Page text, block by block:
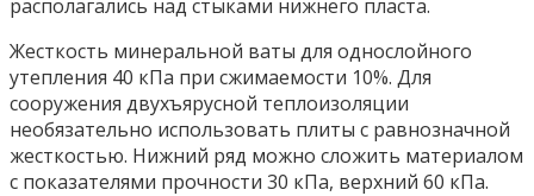
располагались над стыками нижнего пласта.
Жесткость минеральной ваты для однослойного
утепления 40 кПа при сжимаемости 10%. Для
сооружения двухъярусной теплоизоляции
необязательно использовать плиты с равнозначной
жесткостью. Нижний ряд можно сложить материалом
с показателями прочности 30 кПа, верхний 60 кПа.